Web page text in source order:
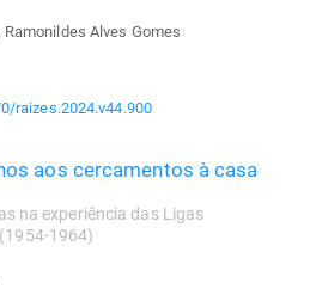
Alves Gomes
raizes.2024.v44.900
aos cercamentos à casa
na experiência das Ligas
1964)